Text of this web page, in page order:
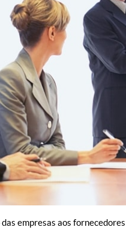
empresas aos